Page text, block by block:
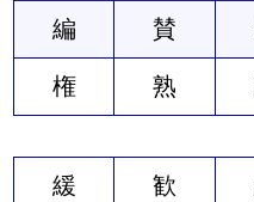
編 賛
権 熟
緩 歓